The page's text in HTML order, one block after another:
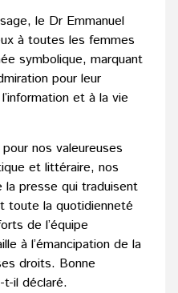
le Dr Emmanuel
à toutes les femmes
symbolique, marquant
pour leur
et à la vie
nos valeureuses
et littéraire, nos
presse qui traduisent
toute la quotidienneté
de l’équipe
à l’émancipation de la
droits. Bonne
il déclaré.